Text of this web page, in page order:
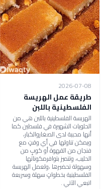
2026-07-08
طريقة عمل الهريسة
الفلسطينية باللبن
الهريسة الفلسطينية باللبن هي من
الحلويات الشهيرة في فلسطين كما
أنها محببة لدى الصغاروالكبار،
ويمكن تناولها في أي وقتٍ مع
فنجان من القهوة أو كوبٍ من
الحليب، وتتميز بتوافرمكوناتها
وسهولة تحضيرها ،ولعمل الهريسة
الفلسطينية بخطواتٍ سهلة وسريعة
اتبعي الآتي .